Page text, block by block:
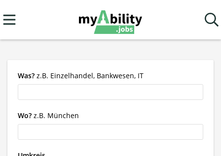
Was? z.B. Einzelhandel, Bankwesen, IT
Wo? z.B. München